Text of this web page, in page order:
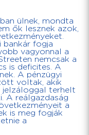
ülnek, mondta
ők lesznek azok,
bankár fogja
vagyonnal a
nemcsak a
is deficites. A
A pénzügyi
voltak, akik
jelzáloggal terhelt
A reálgazdaság
a
is meg fogják
a